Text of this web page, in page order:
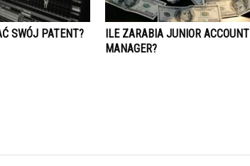
SWÓJ PATENT?
ILE ZARABIA JUNIOR ACCOUNT
MANAGER?